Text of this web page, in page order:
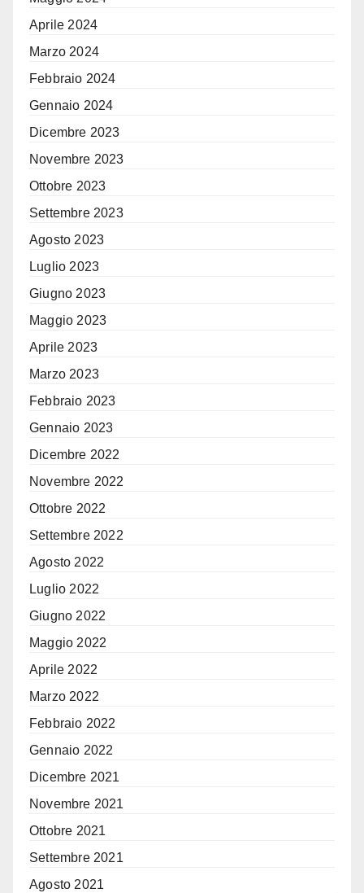
Aprile 2024
Marzo 2024
Febbraio 2024
Gennaio 2024
Dicembre 2023
Novembre 2023
Ottobre 2023
Settembre 2023
Agosto 2023
Luglio 2023
Giugno 2023
Maggio 2023
Aprile 2023
Marzo 2023
Febbraio 2023
Gennaio 2023
Dicembre 2022
Novembre 2022
Ottobre 2022
Settembre 2022
Agosto 2022
Luglio 2022
Giugno 2022
Maggio 2022
Aprile 2022
Marzo 2022
Febbraio 2022
Gennaio 2022
Dicembre 2021
Novembre 2021
Ottobre 2021
Settembre 2021
Agosto 2021